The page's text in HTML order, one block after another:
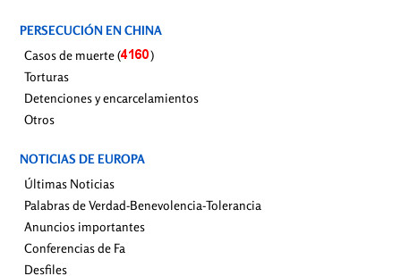
PERSECUCIÓN EN CHINA
Casos de muerte (
)
Torturas
Detenciones y encarcelamientos
Otros
NOTICIAS DE EUROPA
Últimas Noticias
Palabras de Verdad-Benevolencia-Tolerancia
Anuncios importantes
Conferencias de Fa
Desfiles